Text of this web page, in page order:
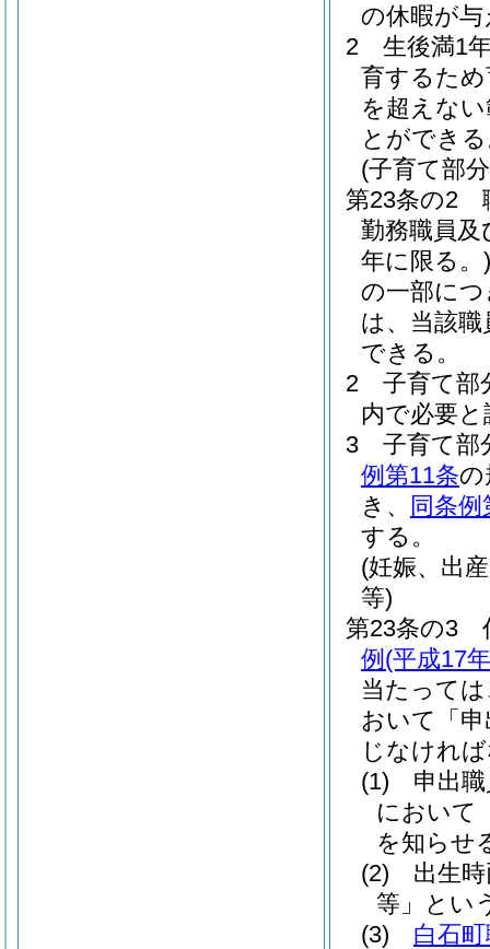
の休暇が
2
生後満1
育するた
を超えな
とができ
(子育て部
第23条の2
勤務職員及
年に限る。)
の一部に
は、当該
できる。
2
子育て部
内で必要
3
子育て部
例第11条の
き、
同条例
する。
(妊娠、出
等)
第23条の3
例 (平成17
当たって
おいて「
じなけれ
(1)
申出
において
を知らせ
(2)
出生
等」とい
(3)
白石